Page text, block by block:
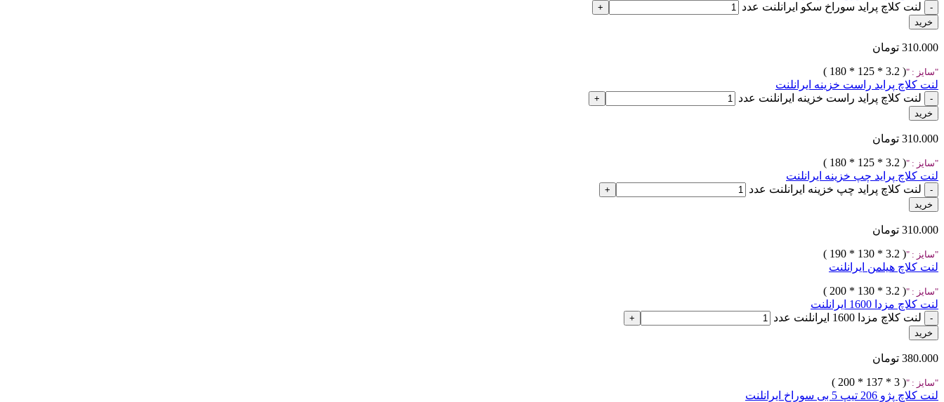
لنت کلاچ پراید سوراخ سکو ایرانلنت عدد
خرید
310.000 تومان
سایز : ( 3.2 * 125 * 180 )
لنت کلاچ پراید راست خزینه ایرانلنت
لنت کلاچ پراید راست خزینه ایرانلنت عدد
خرید
310.000 تومان
سایز : ( 3.2 * 125 * 180 )
لنت کلاچ پراید چپ خزینه ایرانلنت
لنت کلاچ پراید چپ خزینه ایرانلنت عدد
خرید
310.000 تومان
سایز : ( 3.2 * 130 * 190 )
لنت کلاچ هیلمن ایرانلنت
سایز : ( 3.2 * 130 * 200 )
لنت کلاچ مزدا 1600 ایرانلنت
لنت کلاچ مزدا 1600 ایرانلنت عدد
خرید
380.000 تومان
سایز : ( 3 * 137 * 200 )
لنت کلاچ پژو 206 تیپ 5 بی سوراخ ایرانلنت